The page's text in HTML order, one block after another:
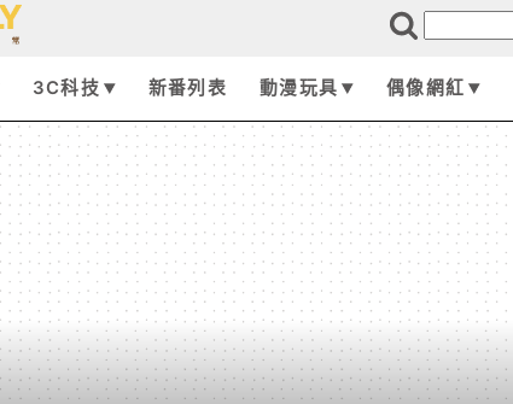
3C科技 新番列表 動漫玩具 偶像網紅